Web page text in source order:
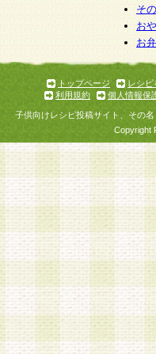
そ
お
お
トップページ
レシピ
利用規約
個人情報保
子供向けレシピ投稿サイト、その
Copyright